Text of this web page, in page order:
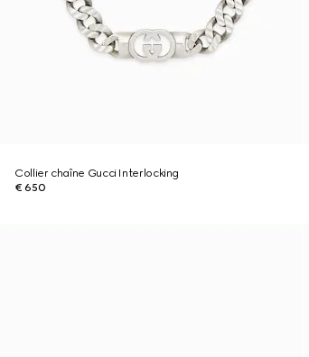
Collier chaîne Gucci Interlocking
€ 650